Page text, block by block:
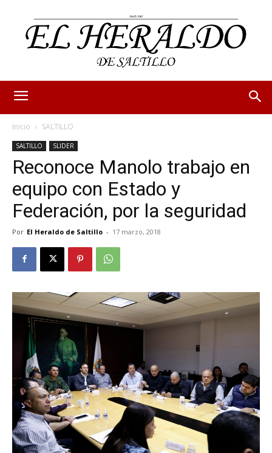
Inicio SALTILLO
SALTILLO SLIDER
Reconoce Manolo trabajo en
equipo con Estado y
Federación, por la seguridad
Por El Heraldo de Saltillo - 17 marzo, 2018